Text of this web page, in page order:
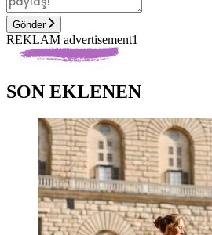
Gönder
REKLAM advertisement1
SON EKLENEN